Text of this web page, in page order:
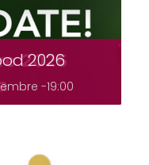
2026
-19:00